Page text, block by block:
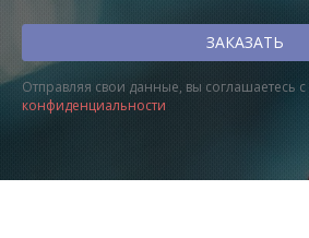
Отправляя свои данные, вы соглашаетесь с
конфиденциальности